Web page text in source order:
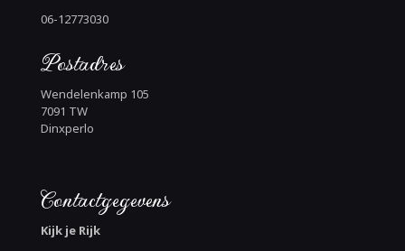
06-12773030
Postadres
Wendelenkamp 105
7091 TW
Dinxperlo
Contactgegevens
Kijk je Rijk